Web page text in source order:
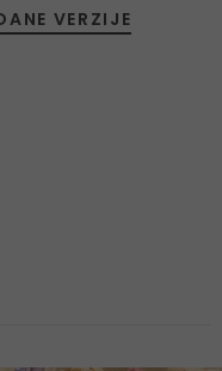
VERZIJE